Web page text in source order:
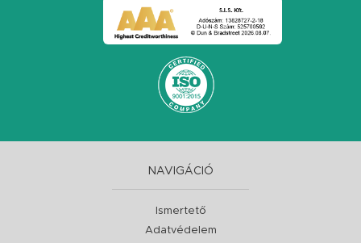
NAVIGÁCIÓ
Ismertető
Adatvédelem